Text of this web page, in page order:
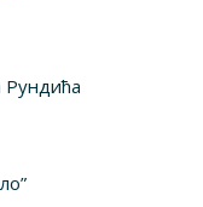
Рундића